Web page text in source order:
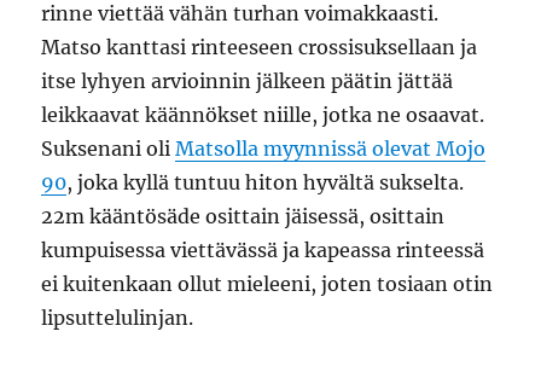
rinne viettää vähän turhan voimakkaasti.
Matso kanttasi rinteeseen crossisuksellaan ja
itse lyhyen arvioinnin jälkeen päätin jättää
leikkaavat käännökset niille, jotka ne osaavat.
Suksenani oliMatsolla myynnissä olevat Mojo
90, joka kyllä tuntuu hiton hyvältä sukselta.
22m kääntösäde osittain jäisessä, osittain
kumpuisessa viettävässä ja kapeassa rinteessä
ei kuitenkaan ollut mieleeni, joten tosiaan otin
lipsuttelulinjan.